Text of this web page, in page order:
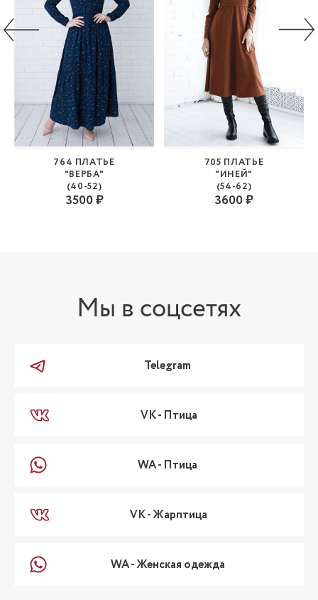
764 ПЛАТЬЕ
"ВЕРБА"
(40-52)
3500 ₽
705 ПЛАТЬЕ
"ИНЕЙ"
(54-62)
3600 ₽
Мы в соцсетях
Telegram
VK - Птица
WA - Птица
VK - Жарптица
WA - Женская одежда